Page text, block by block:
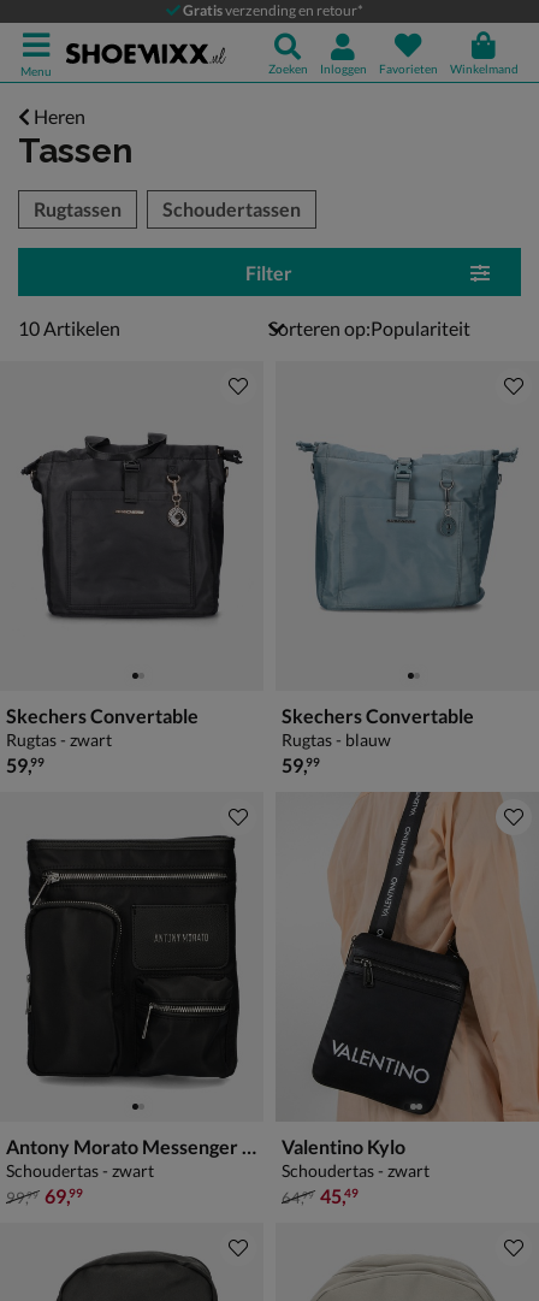
Gratisverzending en retour*
Menu Zoeken Inloggen Favorieten Winkelmand
Heren
Tassen
over
Rugtassen Schoudertassen
Filter
10 artikelen
10Artikelen Sorteren op:
Skechers Convertable
Rugtas - zwart
€ 59,99
59,99
Skechers Convertable
Rugtas - blauw
€ 59,99
59,99
Antony Morato Messenger Multipocket
Schoudertas - zwart
van € 99,99 voor € 69,99
99,99 69,99
Valentino Kylo
Schoudertas - zwart
van € 64,99 voor € 45,49
64,99 45,49